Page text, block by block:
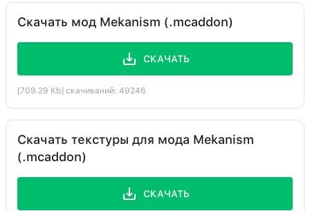
Скачать мод Mekanism (.mcaddon)
СКАЧАТЬ
[709.29 Kb] скачиваний: 49246
Скачать текстуры для мода Mekanism
(.mcaddon)
СКАЧАТЬ